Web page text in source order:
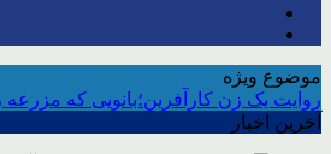
موضوع ویژه
روایت یک زن کارآفرین؛بانویی که مزرعه
آخرین اخبار